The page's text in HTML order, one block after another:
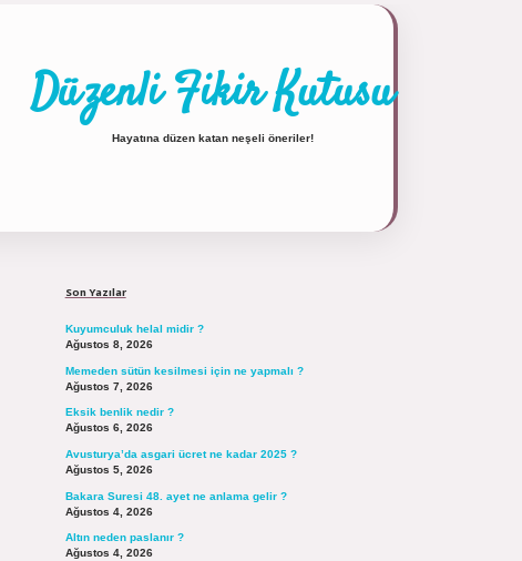
Düzenli Fikir Kutusu
Hayatına düzen katan neşeli öneriler!
Son Yazılar
Kuyumculuk helal midir ?
Ağustos 8, 2026
Memeden sütün kesilmesi için ne yapmalı ?
Ağustos 7, 2026
Eksik benlik nedir ?
Ağustos 6, 2026
Avusturya’da asgari ücret ne kadar 2025 ?
Ağustos 5, 2026
Bakara Suresi 48. ayet ne anlama gelir ?
Ağustos 4, 2026
Altın neden paslanır ?
Ağustos 4, 2026